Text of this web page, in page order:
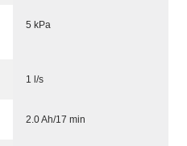
5 kPa
1 l/s
2.0 Ah/17 min